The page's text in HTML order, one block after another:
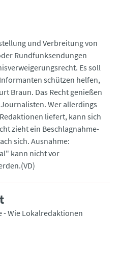
und Verbreitung von
Rundfunksendungen
Es soll
schützen helfen,
Braun. Das Recht genießen
Wer allerdings
liefert, kann sich
zieht ein Beschlagnahme-
sich. Ausnahme:
kann nicht vor
- Wie Lokalredaktionen